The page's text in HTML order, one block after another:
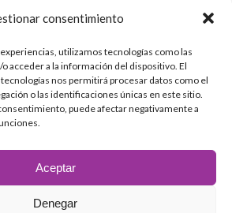
consentimiento
utilizamos tecnologías como las
acceder a la información del dispositivo. El
nos permitirá procesar datos como el
o las identificaciones únicas en este sitio.
puede afectar negativamente a
Aceptar
Denegar
- Facultad de Derecho